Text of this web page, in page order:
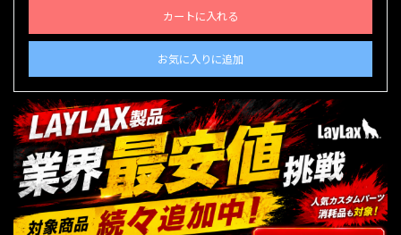
カートに入れる
お気に入りに追加